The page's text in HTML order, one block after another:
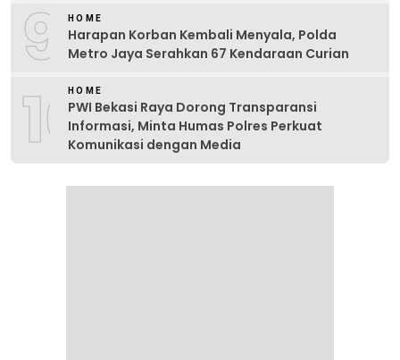
9 HOME
Harapan Korban Kembali Menyala, Polda
Metro Jaya Serahkan 67 Kendaraan Curian
10HOME
PWI Bekasi Raya Dorong Transparansi
Informasi, Minta Humas Polres Perkuat
Komunikasi dengan Media